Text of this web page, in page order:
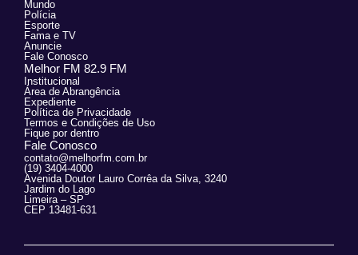
Mundo
Polícia
Esporte
Fama e TV
Anuncie
Fale Conosco
Melhor FM 82.9 FM
Institucional
Área de Abrangência
Expediente
Política de Privacidade
Termos e Condições de Uso
Fique por dentro
Fale Conosco
contato@melhorfm.com.br
(19) 3404-4000
Avenida Doutor Lauro Corrêa da Silva, 3240
Jardim do Lago
Limeira – SP
CEP 13481-631